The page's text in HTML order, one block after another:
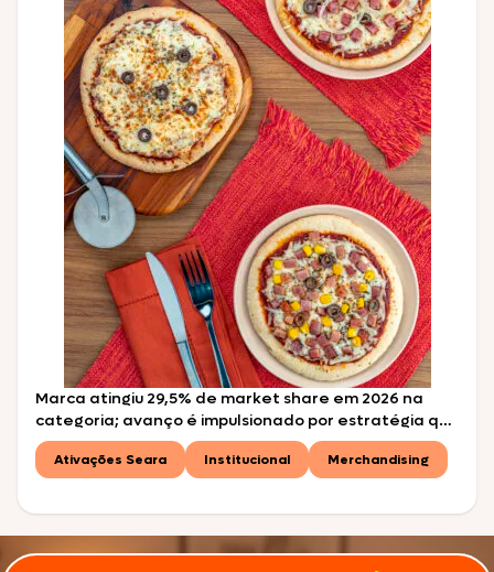
Marca atingiu 29,5% de market share em 2026 na
categoria; avanço é impulsionado por estratégia que
combina pizzas para air fryer, versões tradicionais e
opções premium São Paulo, julho de 2026 – Em uma
o Dia da Pizza, celebrado em 10 de julho, a Seara tem
motivos de sobra […]
Ativações Seara Institucional Merchandising